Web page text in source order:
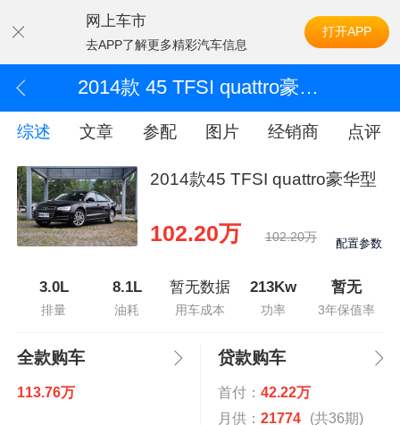
网上车市
去APP了解更多精彩汽车信息
打开APP
2014款 45 TFSI quattro豪华型
综述 文章 参配 图片 经销商 点评
2014款45 TFSI quattro豪华型
102.20万 102.20万 配置参数
3.0L
排量
8.1L
油耗
暂无数据
用车成本
213Kw
功率
暂无
3年保值率
全款购车
113.76万
贷款购车
首付： 42.22万
月供： 21774 (共36期)